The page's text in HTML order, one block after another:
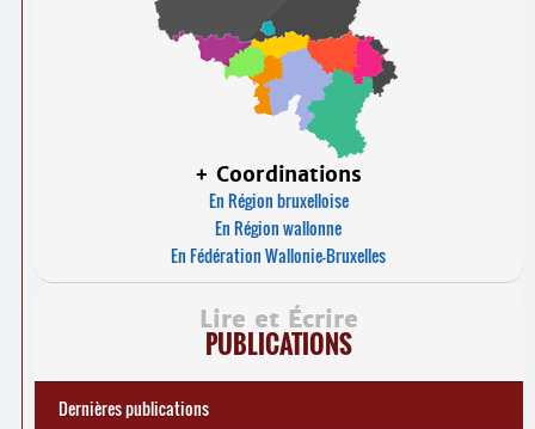
+ Coordinations
En Région bruxelloise
En Région wallonne
En Fédération Wallonie-Bruxelles
Lire et Écrire
PUBLICATIONS
Dernières publications